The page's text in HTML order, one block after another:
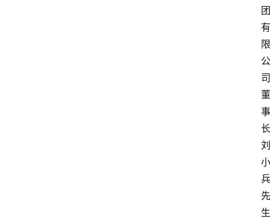
团
有
限
公
司
董
事
长
刘
小
兵
先
生